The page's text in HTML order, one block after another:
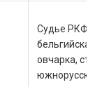
Судье РКФ-
овчарка,